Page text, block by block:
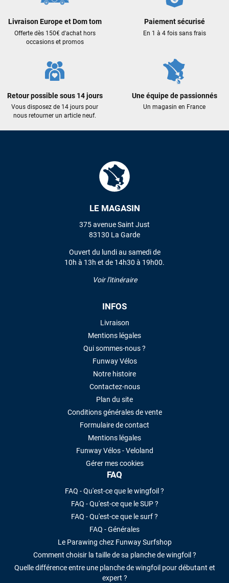
Livraison Europe et Dom tom
Offerte dès 150€ d'achat hors
occasions et promos
Paiement sécurisé
En 1 à 4 fois sans frais
Retour possible sous 14 jours
Vous disposez de 14 jours pour
nous retourner un article neuf.
Une équipe de passionnés
Un magasin en France
LE MAGASIN
375 avenue Saint Just
83130 La Garde
Ouvert du lundi au samedi de
10h à 13h et de 14h30 à 19h00.
Voir l'itinéraire
INFOS
Livraison
Mentions légales
Qui sommes-nous ?
Funway Vélos
Notre histoire
Contactez-nous
Plan du site
Conditions générales de vente
Formulaire de contact
Mentions légales
Funway Vélos - Veloland
Gérer mes cookies
FAQ
FAQ - Qu'est-ce que le wingfoil ?
FAQ - Qu'est-ce que le SUP ?
FAQ - Qu'est-ce que le surf ?
FAQ - Générales
Le Parawing chez Funway Surfshop
Comment choisir la taille de sa planche de wingfoil ?
Quelle différence entre une planche de wingfoil pour débutant et
expert ?
Sébastien BACHELIER
il y a 2 semaines
Cela faisait 6 mois que je galérais à remplacer ma board eux
Excellent conseil excellent prix et en plus super sympas. Merci
encore pour cette severne dyno !
Maronui RICHMOND
il y a 2 mois
J'ai acheté une voile d'occasion depuis Tahiti. Super service.
L'envoi a été rapide. La voile est arrivée en super état.
VOIR TOUS LES AVIS
LAISSER UN AVIS